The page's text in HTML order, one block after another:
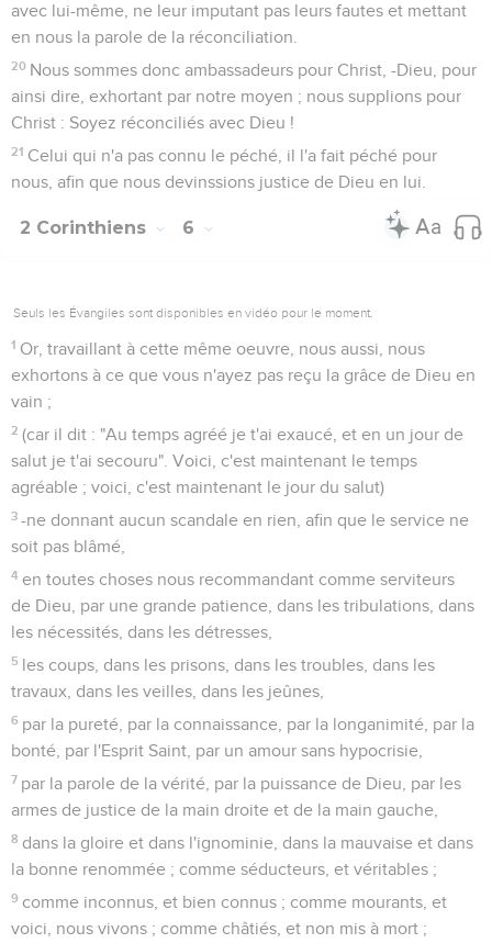
avec lui-même, ne leur imputant pas leurs fautes et mettant
en nous la parole de la réconciliation.
20 Nous sommes donc ambassadeurs pour Christ, -Dieu, pour
ainsi dire, exhortant par notre moyen ; nous supplions pour
Christ : Soyez réconciliés avec Dieu !
21 Celui qui n'a pas connu le péché, il l'a fait péché pour
nous, afin que nous devinssions justice de Dieu en lui.
2 Corinthiens 6
Seuls les Évangiles sont disponibles en vidéo pour le moment.
1 Or, travaillant à cette même oeuvre, nous aussi, nous
exhortons à ce que vous n'ayez pas reçu la grâce de Dieu en
vain ;
2 (car il dit : "Au temps agréé je t'ai exaucé, et en un jour de
salut je t'ai secouru". Voici, c'est maintenant le temps
agréable ; voici, c'est maintenant le jour du salut)
3 -ne donnant aucun scandale en rien, afin que le service ne
soit pas blâmé,
4 en toutes choses nous recommandant comme serviteurs
de Dieu, par une grande patience, dans les tribulations, dans
les nécessités, dans les détresses,
5 les coups, dans les prisons, dans les troubles, dans les
travaux, dans les veilles, dans les jeûnes,
6 par la pureté, par la connaissance, par la longanimité, par la
bonté, par l'Esprit Saint, par un amour sans hypocrisie,
7 par la parole de la vérité, par la puissance de Dieu, par les
armes de justice de la main droite et de la main gauche,
8 dans la gloire et dans l'ignominie, dans la mauvaise et dans
la bonne renommée ; comme séducteurs, et véritables ;
9 comme inconnus, et bien connus ; comme mourants, et
voici, nous vivons ; comme châtiés, et non mis à mort ;